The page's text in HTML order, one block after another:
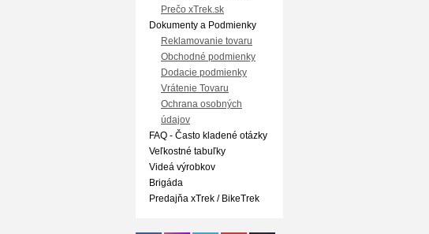
Prečo xTrek.sk
Dokumenty a Podmienky
Reklamovanie tovaru
Obchodné podmienky
Dodacie podmienky
Vrátenie Tovaru
Ochrana osobných
údajov
FAQ - Často kladené otázky
Veľkostné tabuľky
Videá výrobkov
Brigáda
Predajňa xTrek / BikeTrek